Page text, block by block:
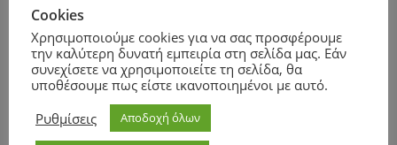
Cookies
Χρησιμοποιούμε cookies για να σας προσφέρουμε
την καλύτερη δυνατή εμπειρία στη σελίδα μας. Εάν
συνεχίσετε να χρησιμοποιείτε τη σελίδα, θα
υποθέσουμε πως είστε ικανοποιημένοι με αυτό.
Ρυθμίσεις
Αποδοχή όλων